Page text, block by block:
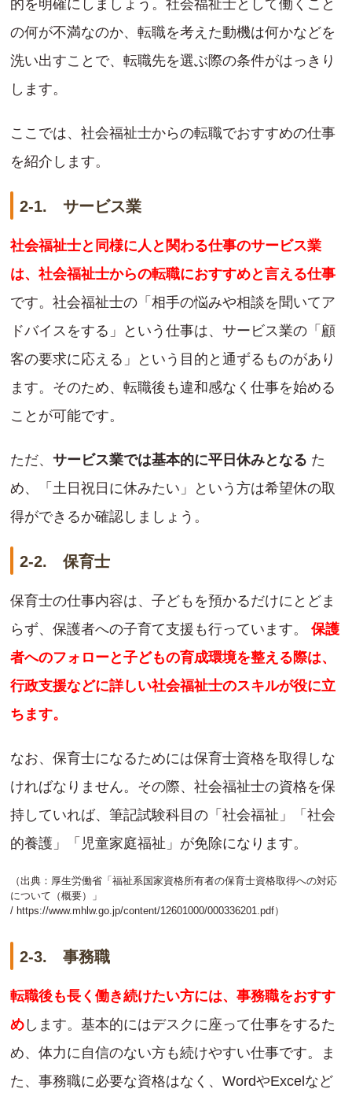
的を明確にしましょう。社会福祉士として働くこと
の何が不満なのか、転職を考えた動機は何かなどを
洗い出すことで、転職先を選ぶ際の条件がはっきり
します。
ここでは、社会福祉士からの転職でおすすめの仕事
を紹介します。
2-1. サービス業
社会福祉士と同様に人と関わる仕事のサービス業
は、社会福祉士からの転職におすすめと言える仕事
です。社会福祉士の「相手の悩みや相談を聞いてア
ドバイスをする」という仕事は、サービス業の「顧
客の要求に応える」という目的と通ずるものがあり
ます。そのため、転職後も違和感なく仕事を始める
ことが可能です。
ただ、 サービス業では基本的に平日休みとなる た
め、「土日祝日に休みたい」という方は希望休の取
得ができるか確認しましょう。
2-2. 保育士
保育士の仕事内容は、子どもを預かるだけにとどま
らず、保護者への子育て支援も行っています。 保護
者へのフォローと子どもの育成環境を整える際は、
行政支援などに詳しい社会福祉士のスキルが役に立
ちます。
なお、保育士になるためには保育士資格を取得しな
ければなりません。その際、社会福祉士の資格を保
持していれば、筆記試験科目の「社会福祉」「社会
的養護」「児童家庭福祉」が免除になります。
（出典：厚生労働省「福祉系国家資格所有者の保育士資格取得への対応
について（概要）」
/ https://www.mhlw.go.jp/content/12601000/000336201.pdf）
2-3. 事務職
転職後も長く働き続けたい方には、事務職をおすす
め します。基本的にはデスクに座って仕事をするた
め、体力に自信のない方も続けやすい仕事です。ま
た、事務職に必要な資格はなく、WordやExcelなど